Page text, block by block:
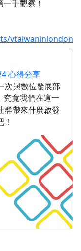
手觀察！
vtaiwaninlondon
心得分享
次與數位發展部
究竟我們在這一
群帶來什麼啟發